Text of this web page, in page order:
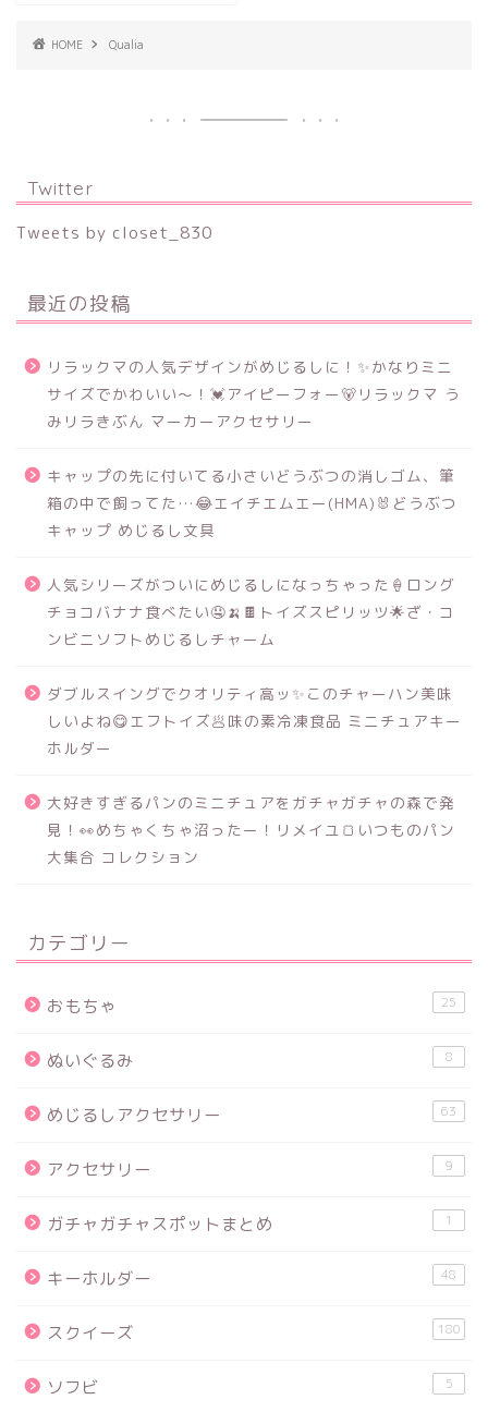
HOME Qualia
Twitter
Tweets by closet_830
最近の投稿
リラックマの人気デザインがめじるしに！✨かなりミニ
サイズでかわいい～！💓アイピーフォー🐻リラックマ う
みリラきぶん マーカーアクセサリー
キャップの先に付いてる小さいどうぶつの消しゴム、筆
箱の中で飼ってた…😂エイチエムエー(HMA)🐰どうぶつ
キャップ めじるし文具
人気シリーズがついにめじるしになっちゃった🍦ロング
チョコバナナ食べたい🤤🍌🍫トイズスピリッツ🌟ざ・コ
ンビニソフトめじるしチャーム
ダブルスイングでクオリティ高ッ✨このチャーハン美味
しいよね😋エフトイズ🥟味の素冷凍食品 ミニチュアキー
ホルダー
大好きすぎるパンのミニチュアをガチャガチャの森で発
見！👀めちゃくちゃ沼ったー！リメイユ🍞いつものパン
大集合 コレクション
カテゴリー
おもちゃ 25
ぬいぐるみ 8
めじるしアクセサリー 63
アクセサリー 9
ガチャガチャスポットまとめ 1
キーホルダー 48
スクイーズ 180
ソフビ 5